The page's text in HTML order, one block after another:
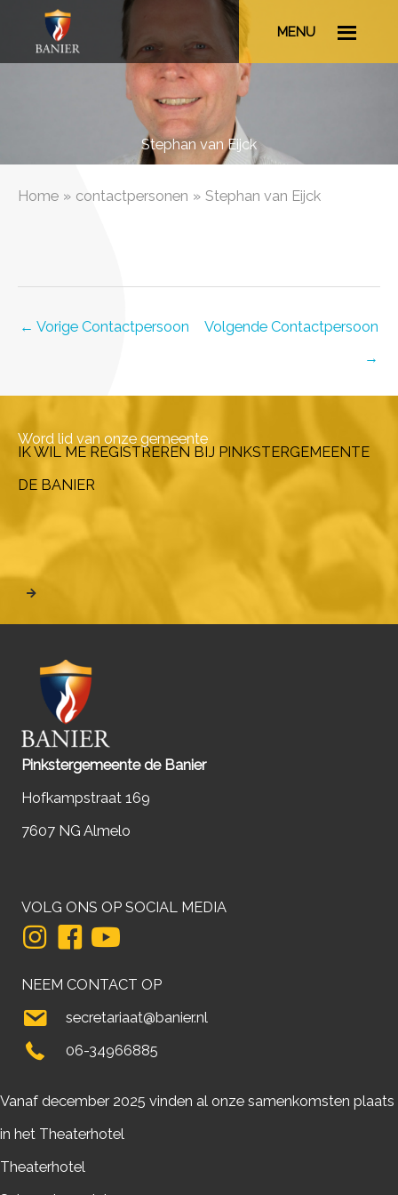
MENU
Stephan van Eijck
Home contactpersonen Stephan van Eijck
← Vorige Contactpersoon
Volgende Contactpersoon
→
Word lid van onze gemeente
IK WIL ME REGISTREREN BIJ PINKSTERGEMEENTE
DE BANIER
Pinkstergemeente de Banier
Hofkampstraat 169
7607 NG Almelo
VOLG ONS OP SOCIAL MEDIA
NEEM CONTACT OP
secretariaat@banier.nl
06-34966885
Vanaf december 2025 vinden al onze samenkomsten plaats
in het Theaterhotel
Theaterhotel